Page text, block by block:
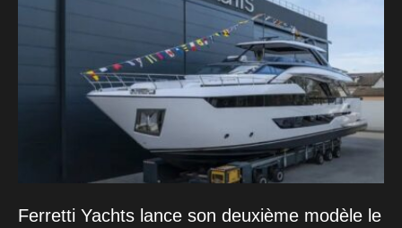
Ferretti Yachts lance son deuxième modèle le